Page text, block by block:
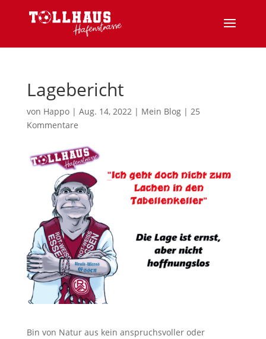
Lagebericht
von Happo| Aug. 14, 2022| Mein Blog| 25
Kommentare
Bin von Natur aus kein anspruchsvoller oder